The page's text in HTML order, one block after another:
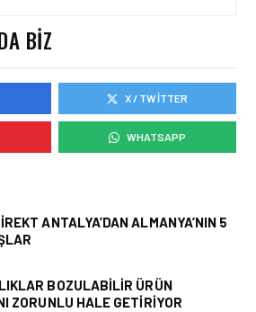
HAVAALANI • 05 AĞU 2026
ISG’NIN TERMINAL
MEMURLARINDAN CAN
KURTARAN HAMLE
BIZ
X / TWITTER
WHATSAPP
ANTALYA’DAN ALMANYA’NIN 5
BOZULABILIR ÜRÜN
ZORUNLU HALE GETIRIYOR